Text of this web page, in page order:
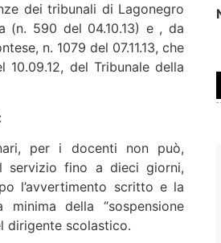
dei tribunali di Lagonegro
(n. 590 del 04.10.13) e , da
n. 1079 del 07.11.13, che
del Tribunale della
per i docenti non può,
servizio fino a dieci giorni,
l’avvertimento scritto e la
della “sospensione
dirigente scolastico.